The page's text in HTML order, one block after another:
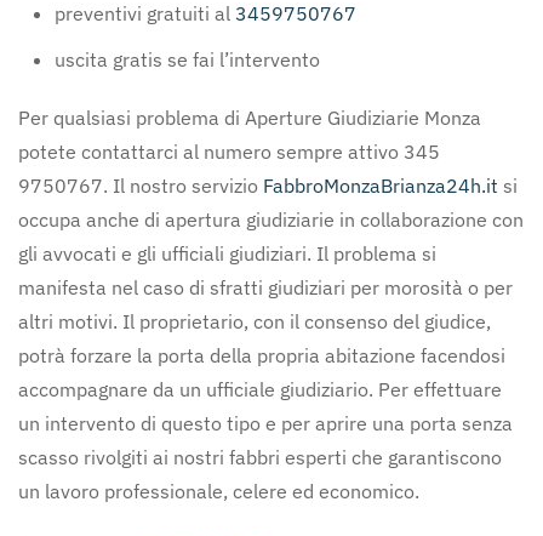
preventivi gratuiti al 3459750767
uscita gratis se fai l’intervento
Per qualsiasi problema di Aperture Giudiziarie Monza
potete contattarci al numero sempre attivo 345
9750767. Il nostro servizio FabbroMonzaBrianza24h.it si
occupa anche di apertura giudiziarie in collaborazione con
gli avvocati e gli ufficiali giudiziari. Il problema si
manifesta nel caso di sfratti giudiziari per morosità o per
altri motivi. Il proprietario, con il consenso del giudice,
potrà forzare la porta della propria abitazione facendosi
accompagnare da un ufficiale giudiziario. Per effettuare
un intervento di questo tipo e per aprire una porta senza
scasso rivolgiti ai nostri fabbri esperti che garantiscono
un lavoro professionale, celere ed economico.